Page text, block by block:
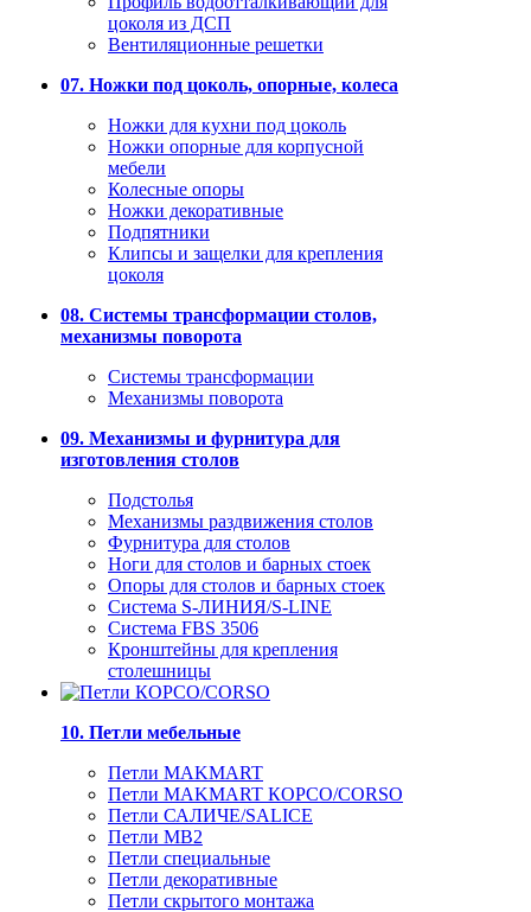
цоколя из ДСП
Вентиляционные решетки
07. Ножки под цоколь, опорные, колеса
Ножки для кухни под цоколь
Ножки опорные для корпусной
мебели
Колесные опоры
Ножки декоративные
Подпятники
Клипсы и защелки для крепления
цоколя
08. Системы трансформации столов,
механизмы поворота
Системы трансформации
Механизмы поворота
09. Механизмы и фурнитура для
изготовления столов
Подстолья
Механизмы раздвижения столов
Фурнитура для столов
Ноги для столов и барных стоек
Опоры для столов и барных стоек
Система S-ЛИНИЯ/S-LINE
Система FBS 3506
Кронштейны для крепления
столешницы
10. Петли мебельные
Петли MAKMART
Петли MAKMART КОРСО/CORSO
Петли САЛИЧЕ/SALICE
Петли MB2
Петли специальные
Петли декоративные
Петли скрытого монтажа